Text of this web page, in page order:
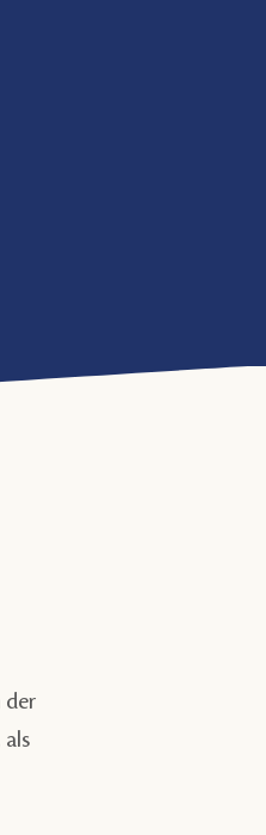
der